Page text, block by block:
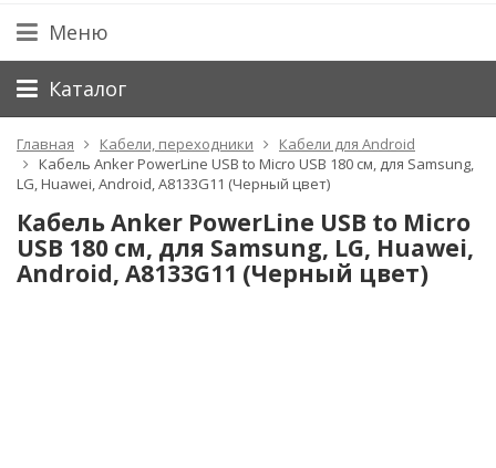
Меню
Каталог
Главная Кабели, переходники
Кабели для Android
Кабель Anker PowerLine USB to Micro USB 180 см, для Samsung,
LG, Huawei, Android, A8133G11 (Черный цвет)
Кабель Anker PowerLine USB to Micro
USB 180 см, для Samsung, LG, Huawei,
Android, A8133G11 (Черный цвет)